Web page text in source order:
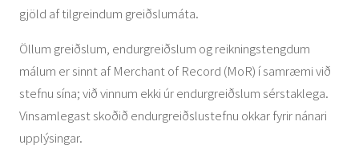
gjöld af tilgreindum greiðslumáta.
Öllum greiðslum, endurgreiðslum og reikningstengdum
málum er sinnt af Merchant of Record (MoR) í samræmi við
stefnu sína; við vinnum ekki úr endurgreiðslum sérstaklega.
Vinsamlegast skoðið endurgreiðslustefnu okkar fyrir nánari
upplýsingar.